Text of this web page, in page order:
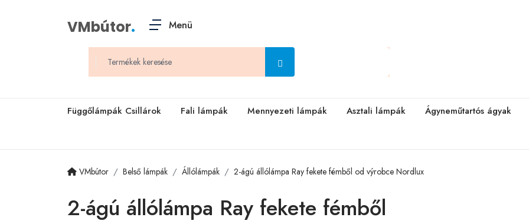
VMbútor. Menü
Függőlámpák Csillárok Fali lámpák Mennyezeti lámpák Asztali lámpák Ágyneműtartós ágyak
VMbútor Belső lámpák Állólámpák 2-ágú állólámpa Ray fekete fémből od výrobce Nordlux
2-ágú állólámpa Ray fekete fémből